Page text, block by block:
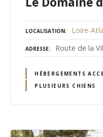
LOCALISATION Loire-
ADRESSE Route de la
HÉBERGEMENTS
PLUSIEURS CHIENS